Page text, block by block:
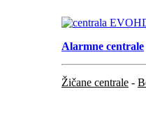
Alarmne centrale
Žičane centrale -